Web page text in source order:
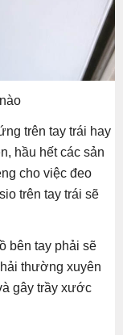
trên tay trái hay
hầu hết các sản
cho việc đeo
trên tay trái sẽ
bên tay phải sẽ
thường xuyên
gây trầy xước